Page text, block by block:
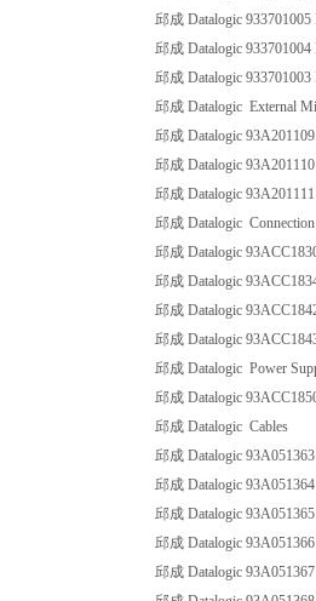
邱成 Datalogic
邱成 Datalogic
邱成 Datalogic
邱成 Datalogic External
邱成 Datalogic
邱成 Datalogic
邱成 Datalogic
邱成 Datalogic
邱成 Datalogic
邱成 Datalogic
邱成 Datalogic
邱成 Datalogic
邱成 Datalogic Power
邱成 Datalogic
邱成 Datalogic Cables
邱成 Datalogic
邱成 Datalogic
邱成 Datalogic
邱成 Datalogic
邱成 Datalogic